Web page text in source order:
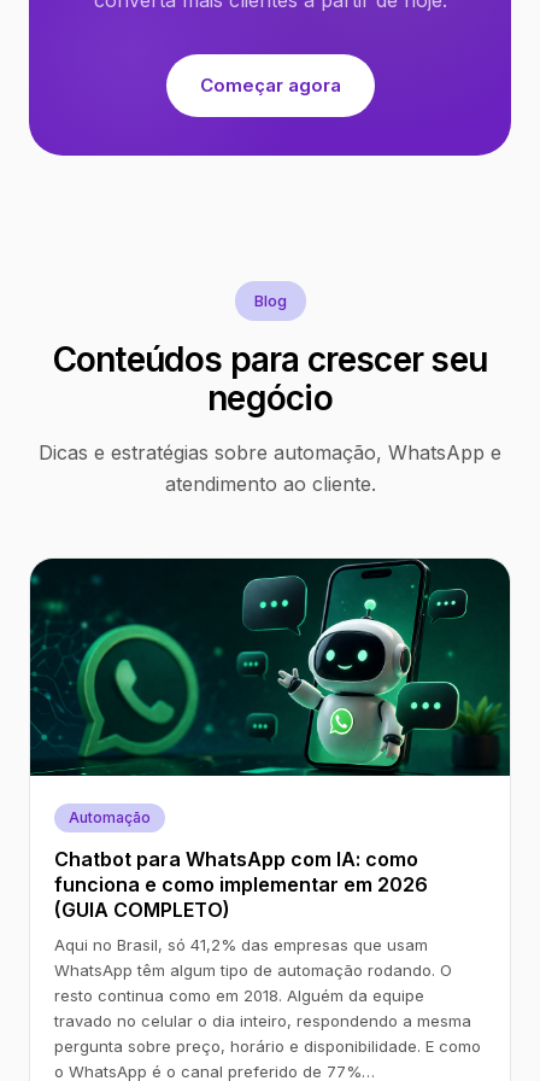
Começar agora
Blog
Conteúdos para crescer seu
negócio
Dicas e estratégias sobre automação, WhatsApp e
atendimento ao cliente.
Automação
Chatbot para WhatsApp com IA: como
funciona e como implementar em 2026
(GUIA COMPLETO)
Aqui no Brasil, só 41,2% das empresas que usam
WhatsApp têm algum tipo de automação rodando. O
resto continua como em 2018. Alguém da equipe
travado no celular o dia inteiro, respondendo a mesma
pergunta sobre preço, horário e disponibilidade. E como
o WhatsApp é o canal preferido de 77%…